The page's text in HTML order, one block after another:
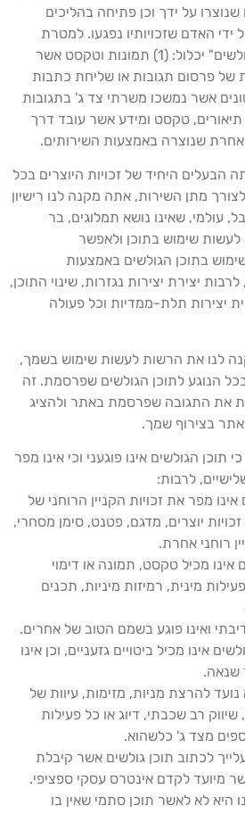
על ידך וכן פתיחה בהליכים
האדם שזכויותיו נפגעו. למטרת
מדיניות זו, המונח "תוכן גולשים" יכלול: (1) תמונות וטקסט אשר
פרסום תגובות או שליחת כתבות
אשר נמשכו משרתי צד ג' בתגובות
תרומה אחרת; (3) תיאורים, טקסט ומידע אשר עובד דרך
היחיד של זכויות היוצרים בכל
מתן השירות, אתה מקנה לנו רישיון
שאינו נושא תמלוגים, בר
שימוש בתוכן ולאפשר
בתוכן הגולשים באמצעות
יצירת יצירות נגזרות, שינוי התוכן,
תלת-ממדיות וכל פעולה
את הרשות לעשות שימוש בשמך,
הנוגע לתוכן הגולשים שפרסמת. זה
התגובה שפרסמת באתר ולהציג
בצירוף שמך.
הגולשים אינו פוגעני וכי אינו מפר
לרבות:
מפר את זכויות הקניין הרוחני של
יוצרים, מדגם, פטנט, סימן מסחרי,
רוחני אחרת.
מכיל טקסט, תמונה או דימוי
מינית, רמיזות מיניות, תכנים
ואינו פוגע בשמם הטוב של אחרים.
אינו מכיל ביטויים גזעניים, וכן אינו
להרצת מניות, מזימות, עיוות של
רב שכבתי, דיוג או כל פעילות
מצד ג' כלשהוא.
לכתוב תוכן גולשים אשר קיבלת
לקדם אינטרס עסקי ספציפי.
לא לאשר תוכן סתמי שאין בו